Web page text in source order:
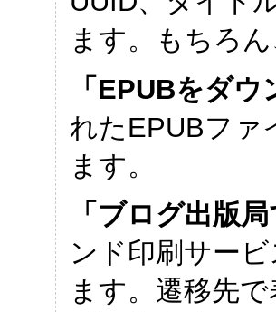
ます。もちろ
「EPUBをダ
れたEPUBファ
ます。
「ブログ出版
ンド印刷サー
ます。遷移先